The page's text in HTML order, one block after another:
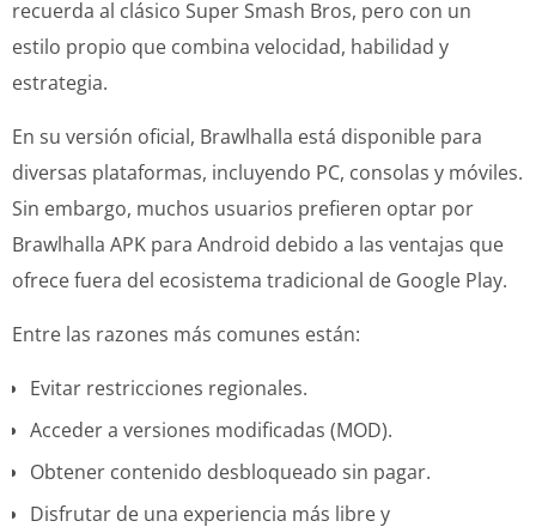
recuerda al clásico Super Smash Bros, pero con un
estilo propio que combina velocidad, habilidad y
estrategia.
En su versión oficial, Brawlhalla está disponible para
diversas plataformas, incluyendo PC, consolas y móviles.
Sin embargo, muchos usuarios prefieren optar por
Brawlhalla APK para Android debido a las ventajas que
ofrece fuera del ecosistema tradicional de Google Play.
Entre las razones más comunes están:
Evitar restricciones regionales.
Acceder a versiones modificadas (MOD).
Obtener contenido desbloqueado sin pagar.
Disfrutar de una experiencia más libre y